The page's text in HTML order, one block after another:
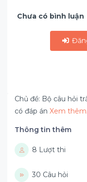
Chưa có bình luận
Chủ đề: Bộ câu hỏi
có đáp án Xem
Thông tin thêm
8 Lượt thi
30 Câu hỏi